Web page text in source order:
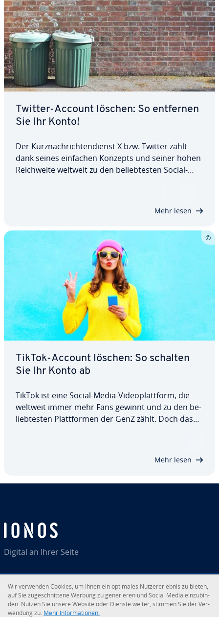
Twitter-Account löschen: So entfernen
Sie Ihr Konto!
Der Kurz­nach­rich­ten­dienst X bzw. Twitter zählt
dank seines einfachen Konzepts und seiner hohen
Reich­wei­te weltweit zu den be­lieb­tes­ten Social-
Mehr lesen
TikTok-Account löschen: So schalten
Sie Ihr Konto ab
TikTok ist eine Social-Media-Vi­deo­platt­form, die
weltweit immer mehr Fans gewinnt und zu den be­
lieb­tes­ten Platt­for­men der GenZ zählt. Doch das
Mehr lesen
Digital an Ihrer Seite
RSS LinkedIntiktok InstagramFacebookYouTube
Wir verwenden Cookies, um Ihnen ein optimales Nut­zer­er­leb­nis zu bieten,
auf Sie zu­ge­schnit­te­ne Werbung zu ge­ne­rie­ren und Social Media ein­zu­bin­
den. Nutzen Sie unsere Website oder Dienste weiter, stimmen Sie der Ver­
wen­dung zu. Mehr In­for­ma­tio­nen.